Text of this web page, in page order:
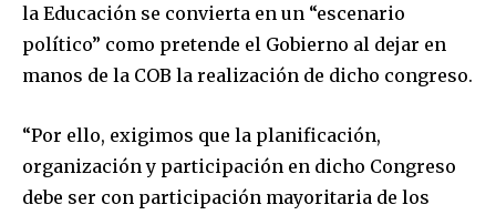
SUBSCRIBE
I've read and accept thePrivacy Policy.
la Educación se convierta en un “escenario
político” como pretende el Gobierno al dejar en
manos de la COB la realización de dicho congreso.
“Por ello, exigimos que la planificación,
organización y participación en dicho Congreso
debe ser con participación mayoritaria de los